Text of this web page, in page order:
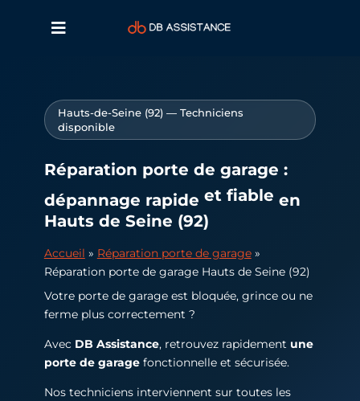
Hauts-de-Seine (92) — Techniciens
disponible
Réparation porte de garage :
dépannage rapide et fiable en
Hauts de Seine (92)
Accueil » Réparation porte de garage»
Réparation porte de garage Hauts de Seine (92)
Votre porte de garage est bloquée, grince ou ne
ferme plus correctement ?
Avec DB Assistance, retrouvez rapidement une
porte de garagefonctionnelle et sécurisée.
Nos techniciens interviennent sur toutes les